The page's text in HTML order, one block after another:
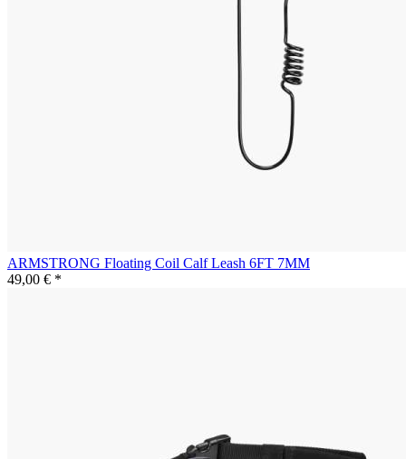
ARMSTRONG Floating Coil Calf Leash 6FT 7MM
49,00 € *